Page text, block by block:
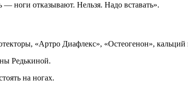
ноги отказывают. Нельзя. Надо вставать».
«Артро Диафлекс», «Остеогенон», кальций
Редькиной.
на ногах.